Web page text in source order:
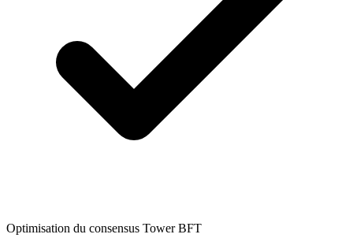
Optimisation du consensus Tower BFT